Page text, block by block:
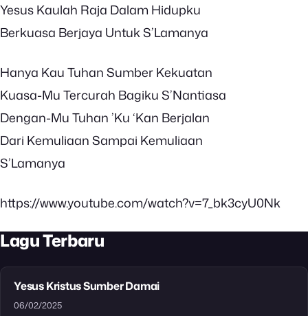
Yesus Kaulah Raja Dalam Hidupku
Berkuasa Berjaya Untuk S’Lamanya
Hanya Kau Tuhan Sumber Kekuatan
Kuasa-Mu Tercurah Bagiku S’Nantiasa
Dengan-Mu Tuhan ’Ku ‘Kan Berjalan
Dari Kemuliaan Sampai Kemuliaan
S’Lamanya
https://www.youtube.com/watch?v=7_bk3cyU0Nk
Lagu Terbaru
Yesus Kristus Sumber Damai
06/02/2025